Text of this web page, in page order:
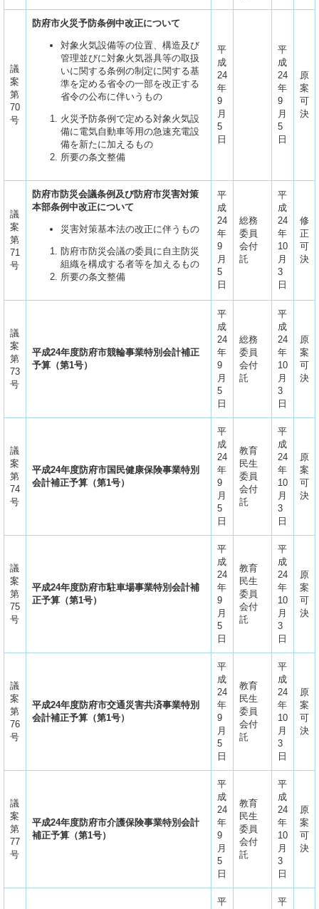
議
案
第
70
号
防府市火災予防条例中改正について
対象火気設備等の位置、構造及び
管理並びに対象火気器具等の取扱
いに関する条例の制定に関する基
準を定める省令の一部を改正する
省令の公布に伴いうもの
火災予防条例で定める対象火気設
備に電気自動車等用の急速充電設
備を新たに加えるもの
所要の条文整備
平
成
24
年
9
月
5
日
平
成
24
年
9
月
5
日
原
案
可
決
議
案
第
71
号
防府市防災会議条例及び防府市災害対策
本部条例中改正について
災害対策基本法の改正に伴うもの
防府市防災会議の委員に自主防災
組織を構成する者等を加えるもの
所要の条文整備
平
成
24
年
9
月
5
日
総務
委員
会付
託
平
成
24
年
10
月
3
日
修
正
可
決
議
案
第
73
号
平成24年度防府市競輪事業特別会計補正
予算（第1号）
平
成
24
年
9
月
5
日
総務
委員
会付
託
平
成
24
年
10
月
3
日
原
案
可
決
議
案
第
74
号
平成24年度防府市国民健康保険事業特別
会計補正予算（第1号）
平
成
24
年
9
月
5
日
教育
民生
委員
会付
託
平
成
24
年
10
月
3
日
原
案
可
決
議
案
第
75
号
平成24年度防府市駐車場事業特別会計補
正予算（第1号）
平
成
24
年
9
月
5
日
教育
民生
委員
会付
託
平
成
24
年
10
月
3
日
原
案
可
決
議
案
第
76
号
平成24年度防府市交通災害共済事業特別
会計補正予算（第1号）
平
成
24
年
9
月
5
日
教育
民生
委員
会付
託
平
成
24
年
10
月
3
日
原
案
可
決
議
案
第
77
号
平成24年度防府市介護保険事業特別会計
補正予算（第1号）
平
成
24
年
9
月
5
日
教育
民生
委員
会付
託
平
成
24
年
10
月
3
日
原
案
可
決
平 平